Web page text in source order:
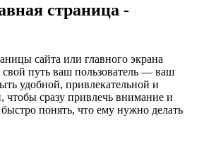
страница -
сайта или главного экрана
путь ваш пользователь — ваш
удобной, привлекательной и
чтобы сразу привлечь внимание и
понять, что ему нужно делать